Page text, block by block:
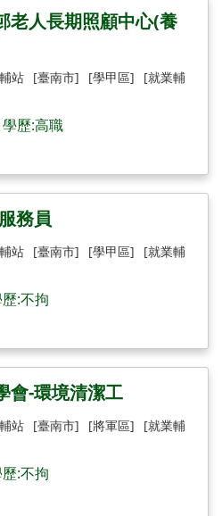
老人長期照顧中心(養
站 [臺南市] [學甲區]
[就業輔
歷:高職
務員
站 [臺南市] [學甲區]
[就業輔
:不拘
會-環境清潔工
站 [臺南市] [將軍區]
[就業輔
:不拘